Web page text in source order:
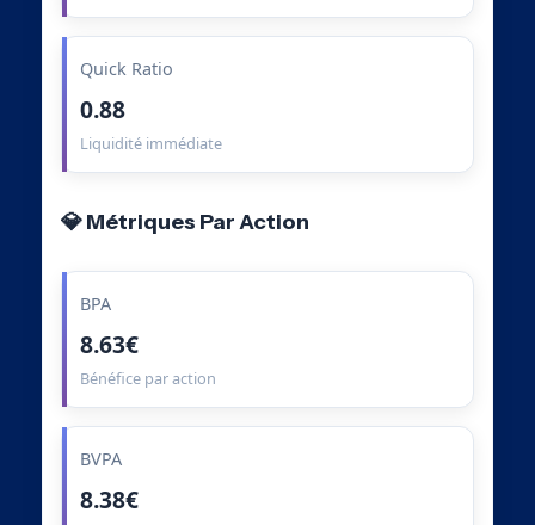
Quick Ratio
0.88
Liquidité immédiate
💎 Métriques Par Action
BPA
8.63€
Bénéfice par action
BVPA
8.38€